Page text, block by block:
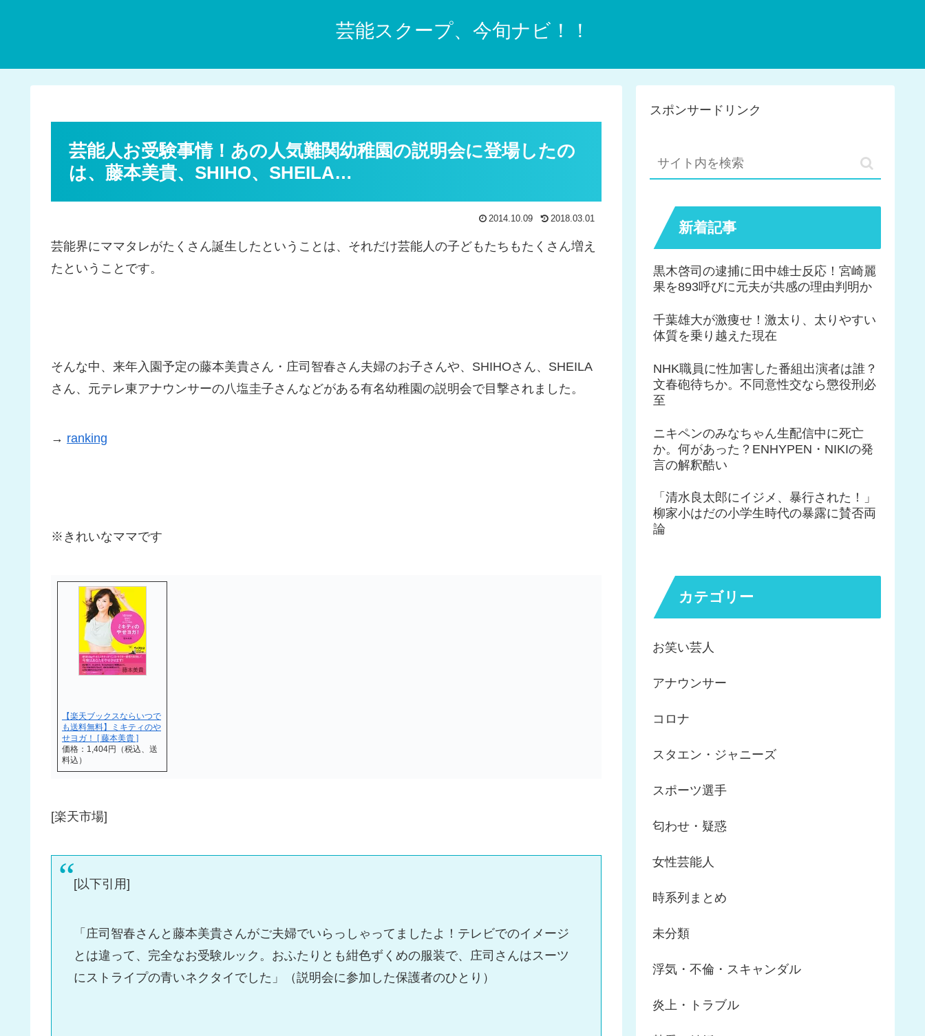
芸能スクープ、今旬ナビ！！
芸能人お受験事情！あの人気難関幼稚園の説明会に登場したの
は、藤本美貴、SHIHO、SHEILA…
2014.10.09 2018.03.01
芸能界にママタレがたくさん誕生したということは、それだけ芸能人の子どもたちもたくさん増え
たということです。
そんな中、来年入園予定の藤本美貴さん・庄司智春さん夫婦のお子さんや、SHIHOさん、SHEILA
さん、元テレ東アナウンサーの八塩圭子さんなどがある有名幼稚園の説明会で目撃されました。
→ ranking
※きれいなママです
【楽天ブックスならいつで
も送料無料】ミキティのや
せヨガ！ [ 藤本美貴 ]
価格：1,404円（税込、送
料込）
[楽天市場]
[以下引用]
「庄司智春さんと藤本美貴さんがご夫婦でいらっしゃってましたよ！テレビでのイメージ
とは違って、完全なお受験ルック。おふたりとも紺色ずくめの服装で、庄司さんはスーツ
にストライプの青いネクタイでした」（説明会に参加した保護者のひとり）
スポンサードリンク
新着記事
黒木啓司の逮捕に田中雄士反応！宮崎麗
果を893呼びに元夫が共感の理由判明か
千葉雄大が激痩せ！激太り、太りやすい
体質を乗り越えた現在
NHK職員に性加害した番組出演者は誰？
文春砲待ちか。不同意性交なら懲役刑必
至
ニキペンのみなちゃん生配信中に死亡
か。何があった？ENHYPEN・NIKIの発
言の解釈酷い
「清水良太郎にイジメ、暴行された！」
柳家小はだの小学生時代の暴露に賛否両
論
カテゴリー
お笑い芸人
アナウンサー
コロナ
スタエン・ジャニーズ
スポーツ選手
匂わせ・疑惑
女性芸能人
時系列まとめ
未分類
浮気・不倫・スキャンダル
炎上・トラブル